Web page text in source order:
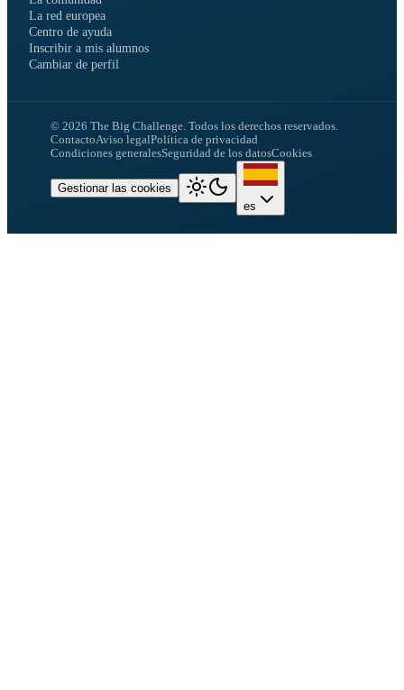
La red europea
Centro de ayuda
Inscribir a mis alumnos
Cambiar de perfil
© 2026 The Big Challenge. Todos los derechos reservados.
ContactoAviso legalPolítica de privacidad
Condiciones generalesSeguridad de los datosCookies
Gestionar las cookies
es